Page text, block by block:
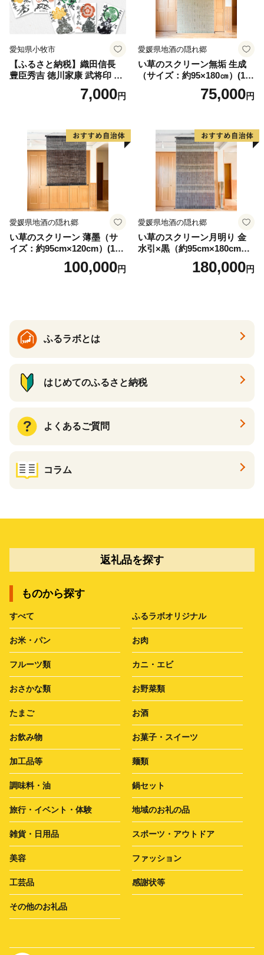
愛知県小牧市
【ふるさと納税】織田信長
豊臣秀吉 徳川家康 武将印 花
押印 6枚 セット イラスト 戦
国 武将 小牧山城 墨絵 龍画師
グッズ 愛知県 小牧市 お取り
寄せ 送料無料
7,000円
愛媛県地酒の隠れ郷
い草のスクリーン無垢 生成
（サイズ：約95×180㎝）(14
75,000円
愛媛県地酒の隠れ郷
い草のスクリーン 薄墨（サ
イズ：約95cm×120cm）(14
100,000円
愛媛県地酒の隠れ郷
い草のスクリーン月明り 金
水引×黒（約95cm×180cm）
180,000円
ふるラボとは
はじめてのふるさと納税
よくあるご質問
コラム
返礼品を探す
ものから探す
すべて ふるラボオリジナル
お米・パン お肉
フルーツ類 カニ・エビ
おさかな類 お野菜類
たまご お酒
お飲み物 お菓子・スイーツ
加工品等 麺類
調味料・油 鍋セット
旅行・イベント・体験 地域のお礼の品
雑貨・日用品 スポーツ・アウトドア
美容 ファッション
工芸品 感謝状等
その他のお礼品